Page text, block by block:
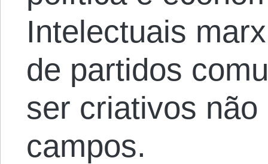
Intelectuais
de partidos
ser criativos
campos.